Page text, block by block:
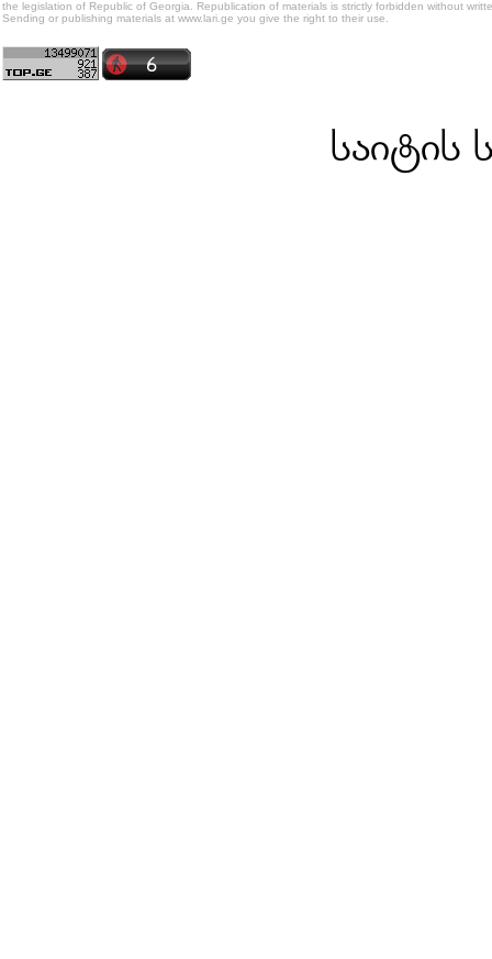
the legislation of Republic of Georgia. Republication of materials is strictly forbidden without
Sending or publishing materials at www.lari.ge you give the right to their use.
საიტის